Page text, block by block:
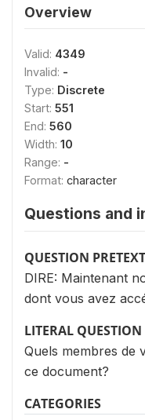
Overview
Valid: 4349
Invalid: -
Type: Discrete
Start: 551
End: 560
Width: 10
Range: -
Format: character
Questions and
QUESTION PRETEXT
DIRE: Maintenant
dont vous avez
LITERAL QUESTION
Quels membres de
ce document?
CATEGORIES